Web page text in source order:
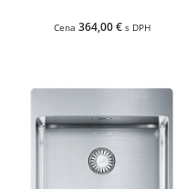
Cena 364,00 € s DPH